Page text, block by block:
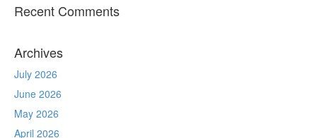
Recent Comments
Archives
July 2026
June 2026
May 2026
April 2026